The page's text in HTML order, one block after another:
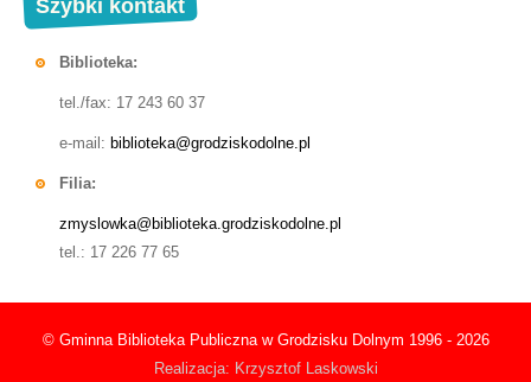
Szybki kontakt
Biblioteka:
tel./fax: 17 243 60 37
e-mail: biblioteka@grodziskodolne.pl
Filia:
zmyslowka@biblioteka.grodziskodolne.pl
tel.: 17 226 77 65
© Gminna Biblioteka Publiczna w Grodzisku Dolnym 1996 - 2026
Realizacja: Krzysztof Laskowski